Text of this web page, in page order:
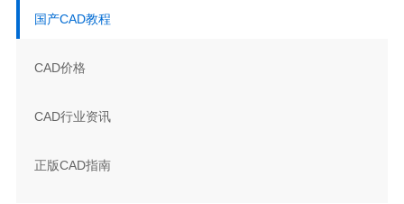
国产CAD教程
CAD价格
CAD行业资讯
正版CAD指南